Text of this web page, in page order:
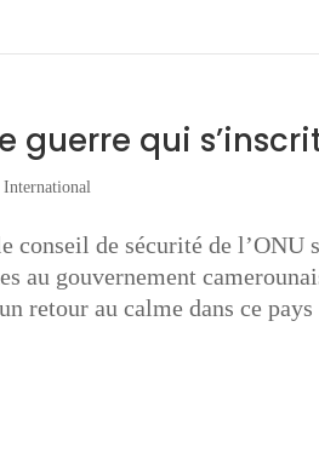
guerre qui
International
conseil de sécurité de l’ONU
au gouvernement
retour au calme dans ce pays